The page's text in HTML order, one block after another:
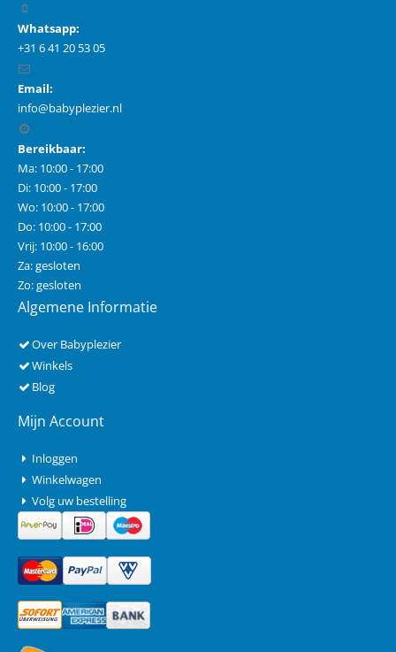
Whatsapp:
+31 6 41 20 53 05
Email:
info@babyplezier.nl
Bereikbaar:
Ma: 10:00 - 17:00
Di: 10:00 - 17:00
Wo: 10:00 - 17:00
Do: 10:00 - 17:00
Vrij: 10:00 - 16:00
Za: gesloten
Zo: gesloten
Algemene Informatie
Over Babyplezier
Winkels
Blog
Mijn Account
Inloggen
Winkelwagen
Volg uw bestelling